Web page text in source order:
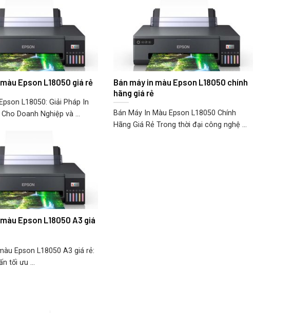
Epson L18050 giá rẻ
L18050: Giải Pháp In
Doanh Nghiệp và ...
Bán máy in màu Epson L18050 chính
hãng giá rẻ
Bán Máy In Màu Epson L18050 Chính
Hãng Giá Rẻ Trong thời đại công nghệ ...
Epson L18050 A3 giá
Epson L18050 A3 giá rẻ:
tối ưu ...